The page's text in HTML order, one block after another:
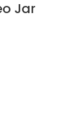
Jar